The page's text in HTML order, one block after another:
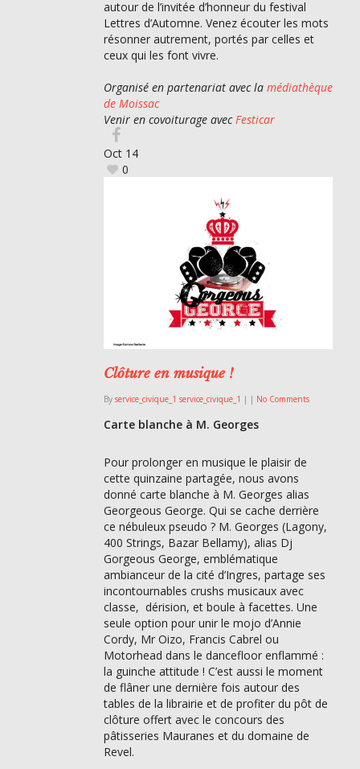
autour de l’invitée d’honneur du festival
Lettres d’Automne. Venez écouter les mots
résonner autrement, portés par celles et
ceux qui les font vivre.
Organisé en partenariat avec la médiathèque
de Moissac
Venir en covoiturage avecFesticar
Oct 14
0
Clôture en musique !
By service_civique_1 service_civique_1 | | No Comments
Carte blanche à M. Georges
Pour prolonger en musique le plaisir de
cette quinzaine partagée, nous avons
donné carte blanche à M. Georges alias
Georgeous George. Qui se cache derrière
ce nébuleux pseudo ? M. Georges (Lagony,
400 Strings, Bazar Bellamy), alias Dj
Gorgeous George, emblématique
ambianceur de la cité d’Ingres, partage ses
incontournables crushs musicaux avec
classe, dérision, et boule à facettes. Une
seule option pour unir le mojo d’Annie
Cordy, Mr Oizo, Francis Cabrel ou
Motorhead dans le dancefloor enflammé :
la guinche attitude ! C’est aussi le moment
de flâner une dernière fois autour des
tables de la librairie et de profiter du pôt de
clôture offert avec le concours des
pâtisseries Mauranes et du domaine de
Revel.